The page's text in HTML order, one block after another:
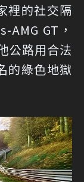
裡的社交隔
GT，
公路用合法
的綠色地獄